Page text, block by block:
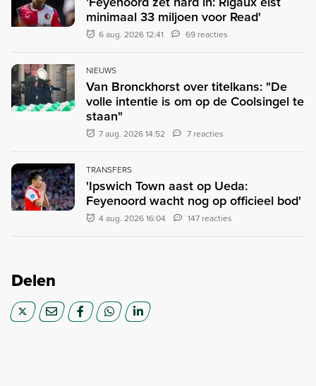
minimaal 33 miljoen voor Read'
6 aug. 2026 12:41 69 reacties
NIEUWS
Van Bronckhorst over titelkans: "De
volle intentie is om op de Coolsingel te
staan"
7 aug. 2026 14:52 7 reacties
TRANSFERS
'Ipswich Town aast op Ueda:
Feyenoord wacht nog op officieel bod'
4 aug. 2026 16:04 147 reacties
Delen